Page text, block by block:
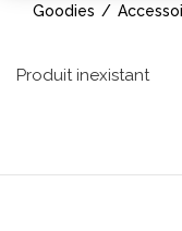
Goodies
Produit inexistant